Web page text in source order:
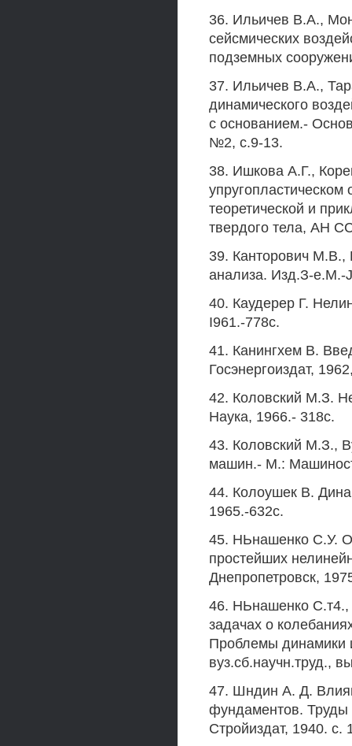
36. Ильичев В.А.,
сейсмических
подземных
37. Ильичев В.А.,
динамического
с основанием.-
№2, с.9-13.
38. Ишкова А.Г.,
теоретической и
твердого тела, АН
39. Канторович
анализа. Изд.З-e.M.-
40. Каудерер Г.
I961.-778с.
41. Канингхем В.
Госэнергоиздат,
42. Коловский М.З.
Наука, 1966.- 318с.
43. Коловский М.З.,
машин.- М.:
44. Колоушек В.
1965.-632с.
45. НЬнашенко С.У.
простейших
Днепропетровск,
46. НЬнашенко С.т4.,
задачах о
Проблемы динамики
вуз.сб.научн.труд.,
47. Шндин А. Д.
фундаментов. Труды
Стройиздат, 1940. с.